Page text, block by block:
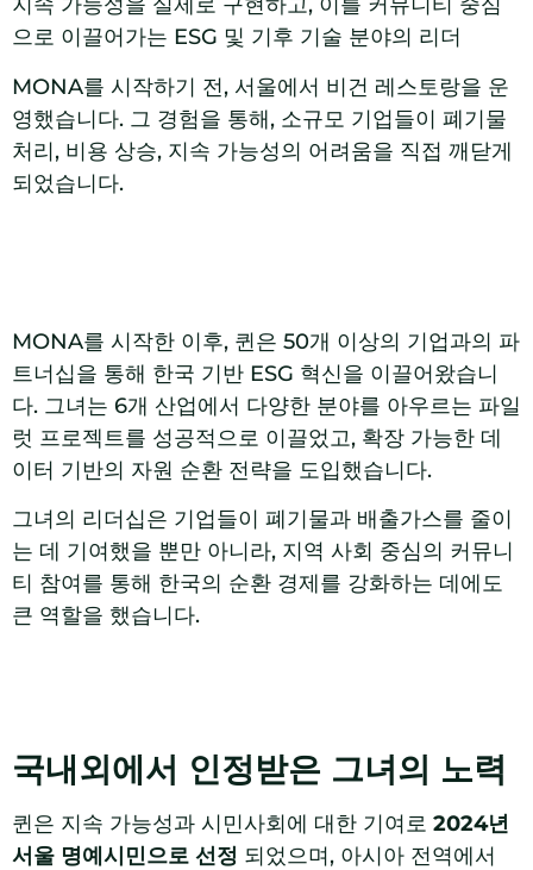
으로 이끌어가는 ESG 및 기후 기술 분야의 리더
MONA를 시작하기 전, 서울에서 비건 레스토랑을 운
영했습니다. 그 경험을 통해, 소규모 기업들이 폐기물
처리, 비용 상승, 지속 가능성의 어려움을 직접 깨닫게
되었습니다.
MONA를 시작한 이후, 퀸은 50개 이상의 기업과의 파
트너십을 통해 한국 기반 ESG 혁신을 이끌어왔습니
다. 그녀는 6개 산업에서 다양한 분야를 아우르는 파일
럿 프로젝트를 성공적으로 이끌었고, 확장 가능한 데
이터 기반의 자원 순환 전략을 도입했습니다.
그녀의 리더십은 기업들이 폐기물과 배출가스를 줄이
는 데 기여했을 뿐만 아니라, 지역 사회 중심의 커뮤니
티 참여를 통해 한국의 순환 경제를 강화하는 데에도
큰 역할을 했습니다.
국내외에서 인정받은 그녀의 노력
퀸은 지속 가능성과 시민사회에 대한 기여로 2024년
서울 명예시민으로 선정 되었으며, 아시아 전역에서